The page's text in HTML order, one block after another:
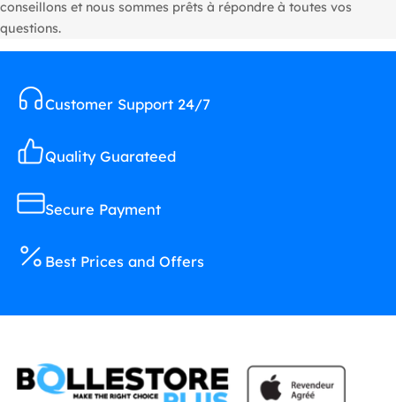
conseillons et nous sommes prêts à répondre à toutes vos
questions.
Customer Support 24/7
Quality Guarateed
Secure Payment
Best Prices and Offers